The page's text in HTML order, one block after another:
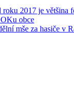
roku 2017 je většina
obce
mše za hasiče v